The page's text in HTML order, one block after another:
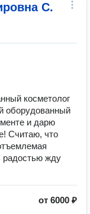
С.
косметолог
оборудованный
и дарю
Считаю, что
радостью жду
от 6000 ₽